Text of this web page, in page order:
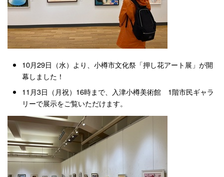
10月29日（水）より、小樽市文化祭「押し花アート展」が開
幕しました！
11月3日（月祝）16時まで、入津小樽美術館 1階市民ギャラ
リーで展示をご覧いただけます。